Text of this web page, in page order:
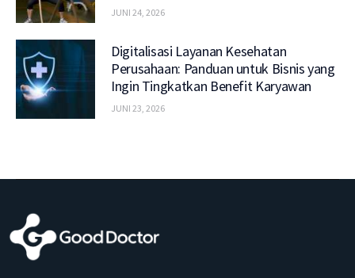
JUNI 24, 2026
Digitalisasi Layanan Kesehatan
Perusahaan: Panduan untuk Bisnis yang
Ingin Tingkatkan Benefit Karyawan
JUNI 23, 2026